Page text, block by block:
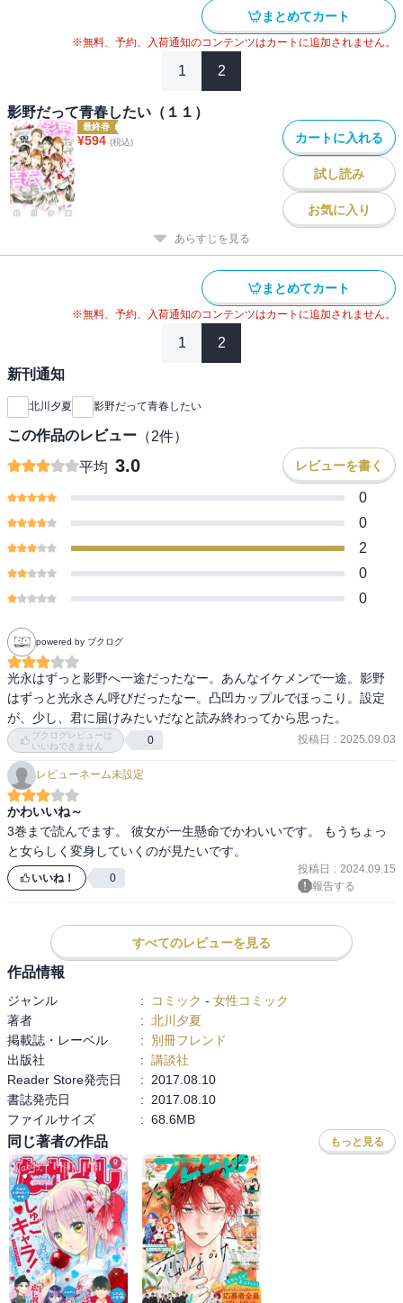
まとめてカート
※無料、予約、入荷通知のコンテンツはカートに追加されません。
1 2
影野だって青春したい（１１）
最終巻
¥594 (税込) カートに入れる
試し読み
お気に入り
あらすじを見る
まとめてカート
※無料、予約、入荷通知のコンテンツはカートに追加されません。
1 2
新刊通知
北川夕夏 影野だって青春したい
この作品のレビュー （2件）
平均 3.0 レビューを書く
0
0
2
0
0
powered by ブクログ
光永はずっと影野へ一途だったなー。あんなイケメンで一途。影野
はずっと光永さん呼びだったなー。凸凹カップルでほっこり。設定
が、少し、君に届けみたいだなと読み終わってから思った。
ブクログレビューは
いいねできません
0 投稿日 : 2025.09.03
レビューネーム未設定
かわいいね～
3巻まで読んでます。 彼女が一生懸命でかわいいです。 もうちょっ
と女らしく変身していくのが見たいです。
いいね！ 0
投稿日 : 2024.09.15
報告する
すべてのレビューを見る
作品情報
ジャンル : コミック - 女性コミック
著者
: 北川夕夏
掲載誌・レーベル
:
別冊フレンド
出版社
: 講談社
Reader Store発売日
:
2017.08.10
書誌発売日
:
2017.08.10
ファイルサイズ
: 68.6MB
同じ著者の作品 もっと見る